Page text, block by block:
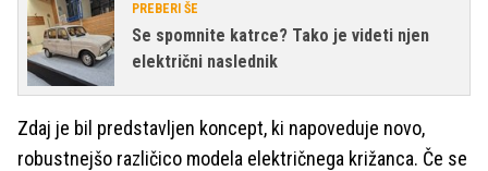
PREBERI ŠE
Se spomnite katrce? Tako je videti njen
električni naslednik
Zdaj je bil predstavljen koncept, ki napoveduje novo,
robustnejšo različico modela električnega križanca. Če se